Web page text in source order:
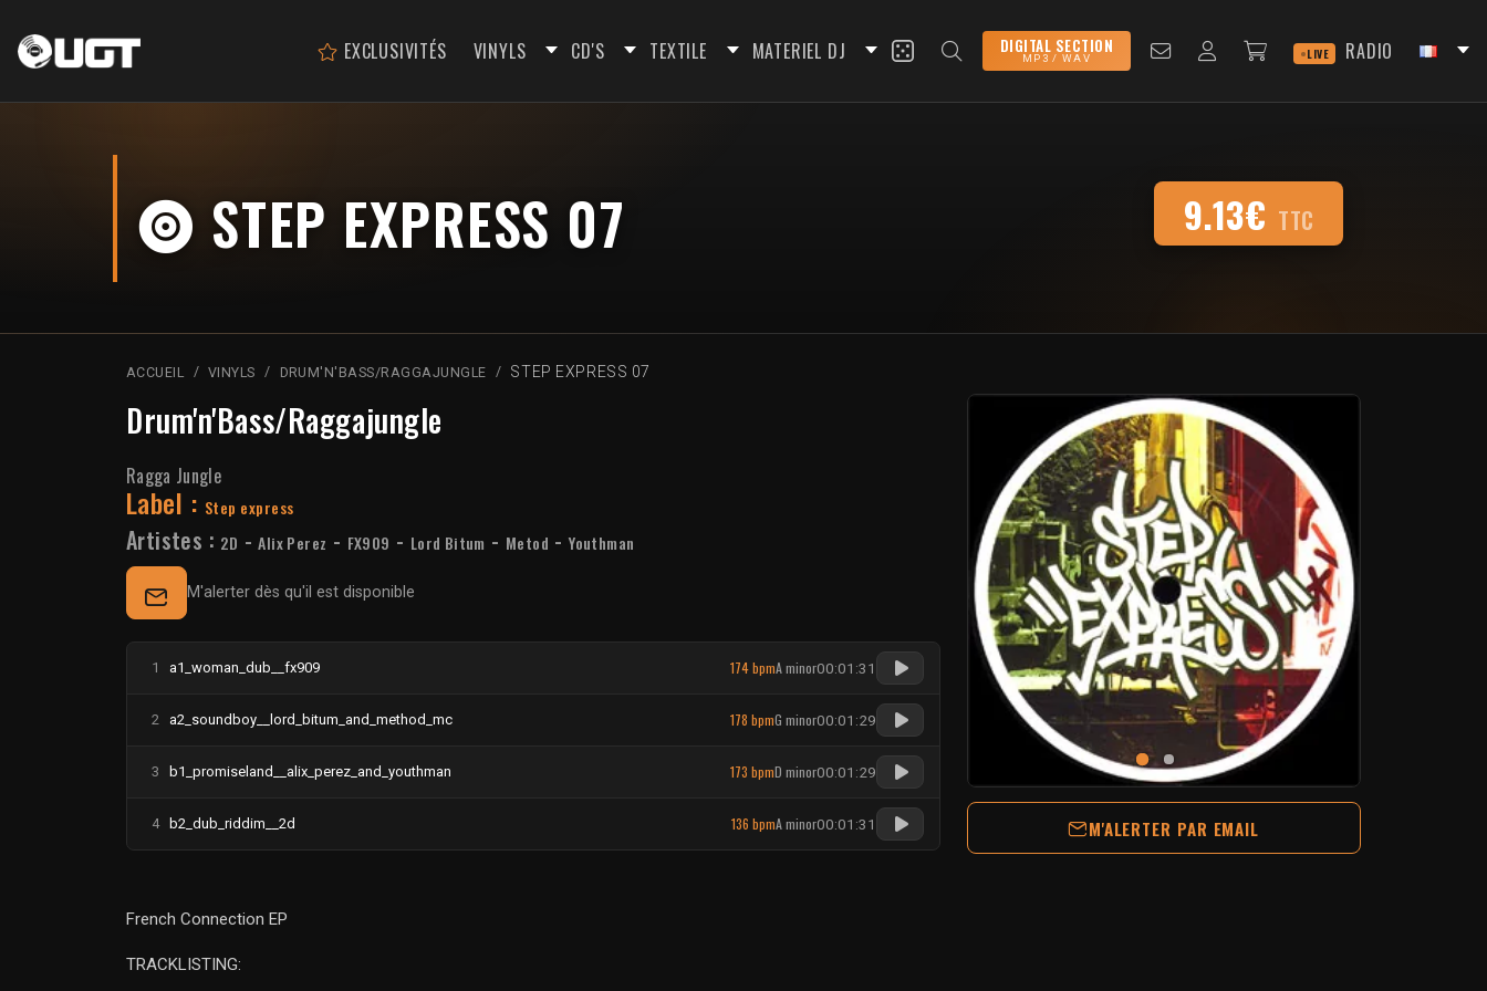
EXCLUSIVITÉS VINYLS CD'S TEXTILE MATERIEL DJ DIGITAL SECTION
MP3 / WAV LIVE RADIO
STEP EXPRESS 07 9.13€ TTC
ACCUEIL VINYLS DRUM'N'BASS/RAGGAJUNGLE STEP EXPRESS 07
Drum'n'Bass/Raggajungle
Ragga Jungle
Label : Step express
Artistes : 2D -Alix Perez - FX909 - Lord Bitum - Metod -Youthman
M'alerter dès qu'il est disponible
1 a1_woman_dub__fx909 174 bpmA minor00:01:31
2 a2_soundboy__lord_bitum_and_method_mc 178 bpmG minor00:01:29
3 b1_promiseland__alix_perez_and_youthman 173 bpmD minor00:01:29
4 b2_dub_riddim__2d 136 bpmA minor00:01:31
French Connection EP
TRACKLISTING:
M'ALERTER PAR EMAIL